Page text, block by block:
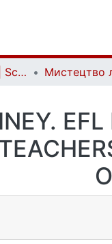
Наукова періодика | Scientific periodicals